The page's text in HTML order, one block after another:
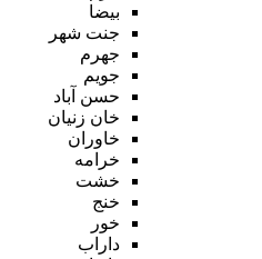
بیضا
جنت شهر
جهرم
جویم
حسن آباد
خان زنیان
خاوران
خرامه
خشت
خنج
خور
داراب